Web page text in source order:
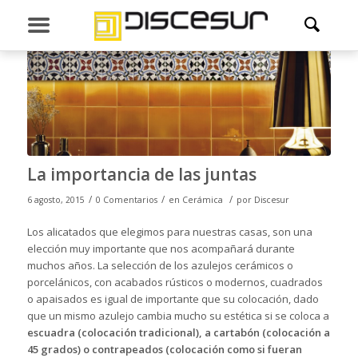
La importancia de las juntas
6 agosto, 2015 / 0 Comentarios / en Cerámica / por Discesur
Los alicatados que elegimos para nuestras casas, son una
elección muy importante que nos acompañará durante
muchos años. La selección de los azulejos cerámicos o
porcelánicos, con acabados rústicos o modernos, cuadrados
o apaisados es igual de importante que su colocación, dado
que un mismo azulejo cambia mucho su estética si se coloca a
escuadra (colocación tradicional), a cartabón (colocación a
45 grados) o contrapeados (colocación como si fueran